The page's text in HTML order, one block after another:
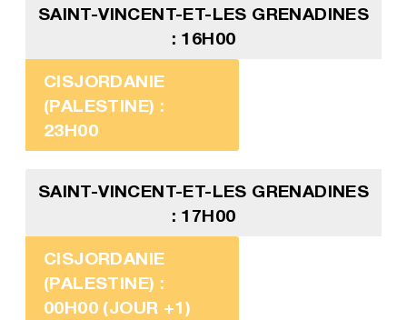
SAINT-VINCENT-ET-LES GRENADINES
: 16H00
CISJORDANIE
(PALESTINE) :
23H00
SAINT-VINCENT-ET-LES GRENADINES
: 17H00
CISJORDANIE
(PALESTINE) :
00H00 (JOUR +1)